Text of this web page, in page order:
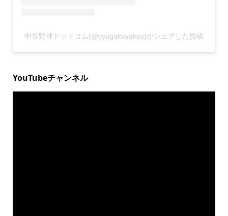
中学野球ドットコム(@cyugakuyakyu)がシェアした投稿
YouTubeチャンネル